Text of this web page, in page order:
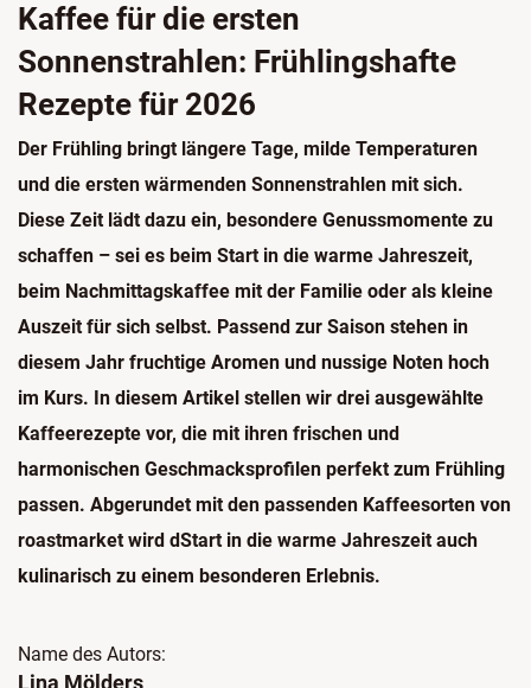
Kaffee für die ersten
Sonnenstrahlen: Frühlingshafte
Rezepte für 2026
Der Frühling bringt längere Tage, milde Temperaturen
und die ersten wärmenden Sonnenstrahlen mit sich.
Diese Zeit lädt dazu ein, besondere Genussmomente zu
schaffen – sei es beim Start in die warme Jahreszeit,
beim Nachmittagskaffee mit der Familie oder als kleine
Auszeit für sich selbst. Passend zur Saison stehen in
diesem Jahr fruchtige Aromen und nussige Noten hoch
im Kurs. In diesem Artikel stellen wir drei ausgewählte
Kaffeerezepte vor, die mit ihren frischen und
harmonischen Geschmacksprofilen perfekt zum Frühling
passen. Abgerundet mit den passenden Kaffeesorten von
roastmarket wird dStart in die warme Jahreszeit auch
kulinarisch zu einem besonderen Erlebnis.
Name des Autors:
Lina Mölders